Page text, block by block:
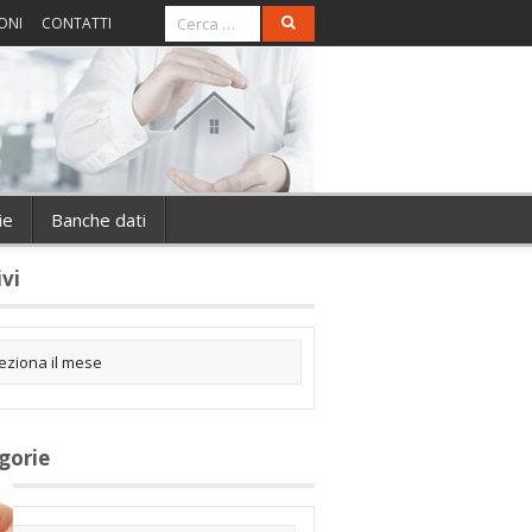
CONTATTI
Banche dati